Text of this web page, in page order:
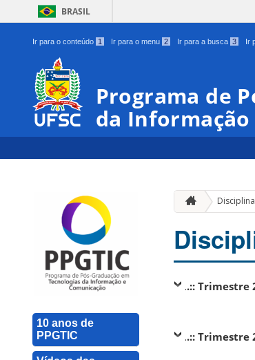
BRASIL
Ir para o conteúdo 1 Ir para o menu 2 Ir para a busca 3 Ir
Programa de
da Informação
10 anos de
PPGTIC
..:: Trimestre
..:: Trimestre